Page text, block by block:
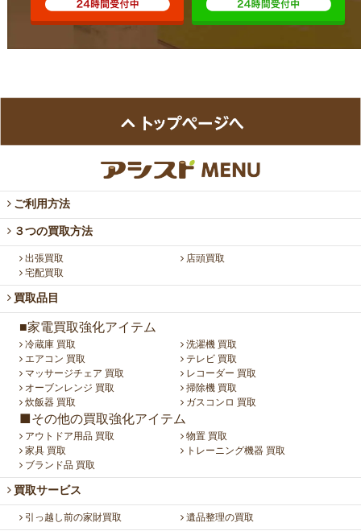
ご利用方法
３つの買取方法
出張買取
店頭買取
宅配買取
買取品目
■家電買取強化アイテム
冷蔵庫 買取
洗濯機 買取
エアコン 買取
テレビ 買取
マッサージチェア 買取
レコーダー 買取
オーブンレンジ 買取
掃除機 買取
炊飯器 買取
ガスコンロ 買取
■その他の買取強化アイテム
アウトドア用品 買取
物置 買取
家具 買取
トレーニング機器 買取
ブランド品 買取
買取サービス
引っ越し前の家財買取 遺品整理の買取